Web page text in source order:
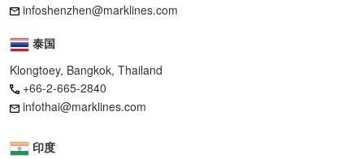
infoshenzhen@marklines.com
泰国
Klongtoey, Bangkok, Thailand
+66-2-665-2840
infothai@marklines.com
印度